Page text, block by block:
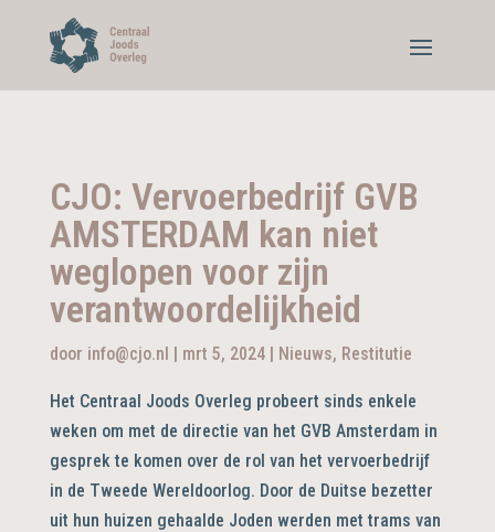
CJO: Vervoerbedrijf GVB
AMSTERDAM kan niet
weglopen voor zijn
verantwoordelijkheid
door info@cjo.nl | mrt 5, 2024| Nieuws, Restitutie
Het Centraal Joods Overleg probeert sinds enkele
weken om met de directie van het GVB Amsterdam in
gesprek te komen over de rol van het vervoerbedrijf
in de Tweede Wereldoorlog. Door de Duitse bezetter
uit hun huizen gehaalde Joden werden met trams van